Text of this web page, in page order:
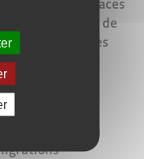
que ces menaces
aux points de
dans les zones
terrestres.
pratiquait des
l’Autriche, en